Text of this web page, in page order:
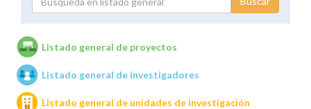
Unidades de investigación
Listado general de proyectos
Listado general de investigadores
Listado general de unidades de investigación